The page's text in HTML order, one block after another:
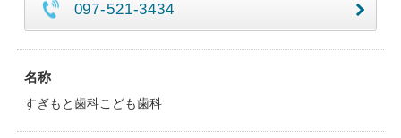
097-521-3434
名称
すぎもと歯科こども歯科